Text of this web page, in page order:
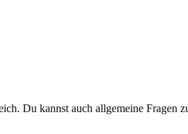
Du kannst auch allgemeine